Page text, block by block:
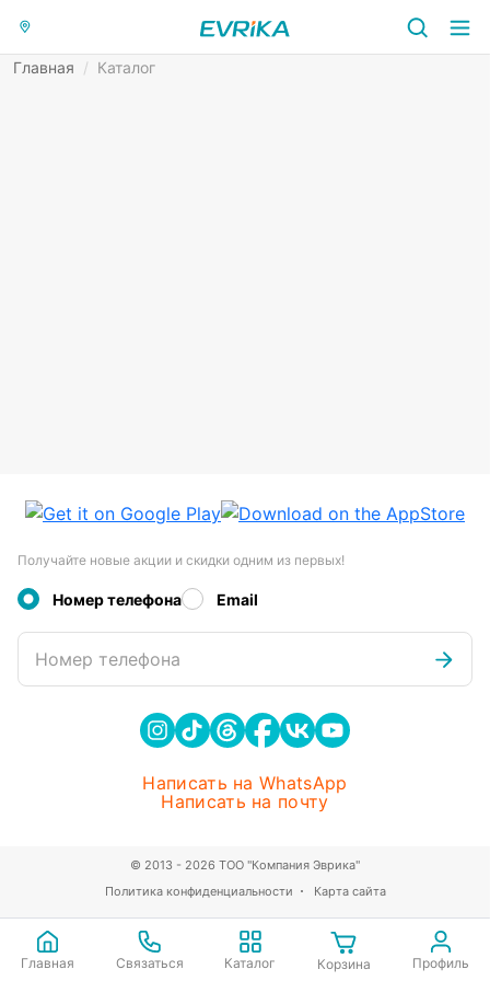
Главная / Каталог
Главная Связаться Каталог Корзина Профиль
Получайте новые акции и скидки одним из первых!
Номер телефона Email
Номер телефона
Написать на WhatsApp
Написать на почту
Политика конфиденциальности Карта сайта
© 2013 - 2026 ТОО "Компания Эврика"